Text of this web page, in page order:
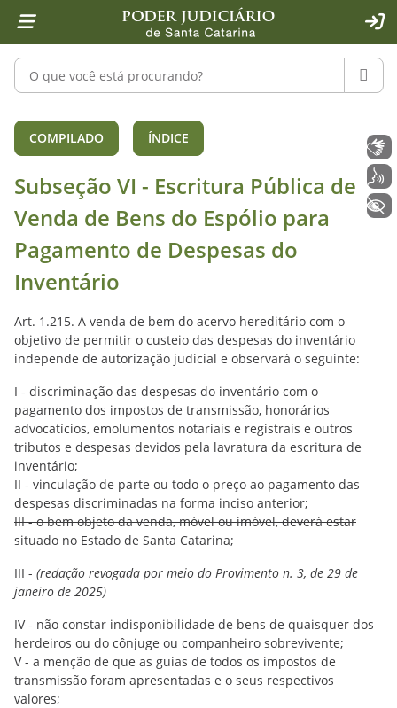
1 Ir para o conteúdo
2 Ir para a ferramenta de acessibilidade - Rybená
4 Ir para o menu principal
5 Ir para a pesquisa
6 Ir para o rodapé
7 Ir para a página inicial
Pesquisar no portal
Subseção VI - Escritura Pública de
COMPILADO ÍNDICE
Subseção VI - Escritura Pública de
Venda de Bens do Espólio para
Pagamento de Despesas do
Inventário
Art. 1.215. A venda de bem do acervo hereditário com o
objetivo de permitir o custeio das despesas do inventário
independe de autorização judicial e observará o seguinte:
I - discriminação das despesas do inventário com o
pagamento dos impostos de transmissão, honorários
advocatícios, emolumentos notariais e registrais e outros
tributos e despesas devidos pela lavratura da escritura de
inventário;
II - vinculação de parte ou todo o preço ao pagamento das
despesas discriminadas na forma inciso anterior;
III - o bem objeto da venda, móvel ou imóvel, deverá estar
situado no Estado de Santa Catarina;
III - (redação revogada por meio do Provimento n. 3, de 29 de
janeiro de 2025)
IV - não constar indisponibilidade de bens de quaisquer dos
herdeiros ou do cônjuge ou companheiro sobrevivente;
V - a menção de que as guias de todos os impostos de
transmissão foram apresentadas e o seus respectivos
valores;
Voz
+ Acessibilidade